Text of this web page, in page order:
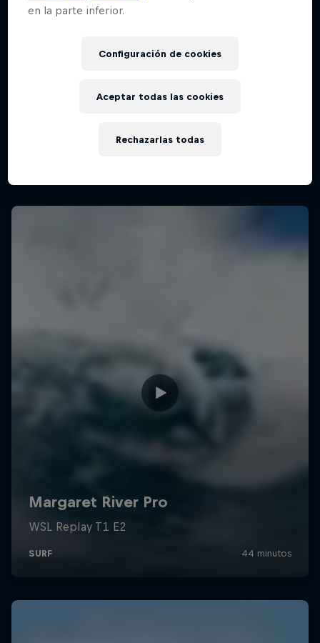
en la parte inferior.
Configuración de cookies
Rechazarlas todas
Aceptar todas las cookies